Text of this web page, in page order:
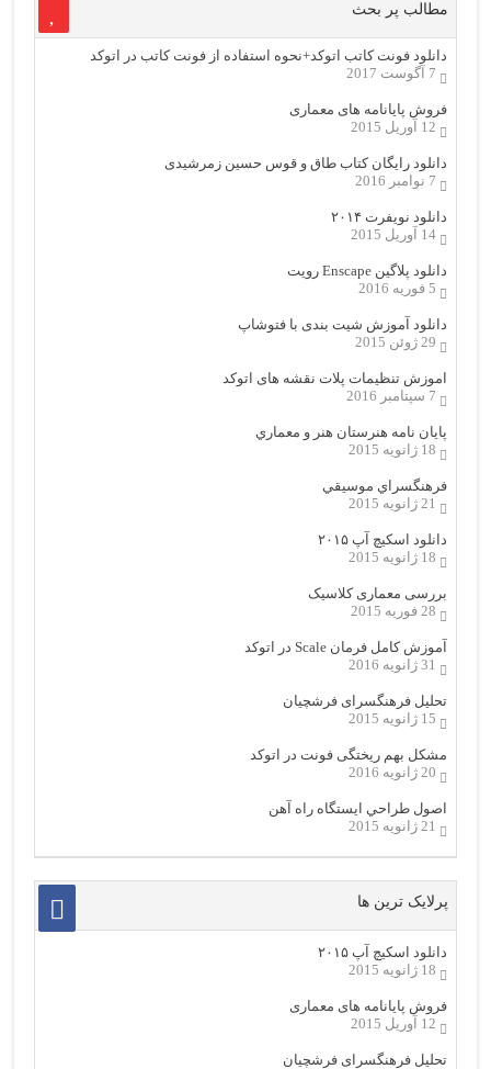
مطالب پر بحث
دانلود فونت کاتب اتوکد+نحوه استفاده از فونت کاتب در اتوکد
7 آگوست 2017
فروش پایانامه های معماری
12 آوریل 2015
دانلود رایگان کتاب طاق و قوس حسین زمرشیدی
7 نوامبر 2016
دانلود نویفرت ۲۰۱۴
14 آوریل 2015
دانلود پلاگین Enscape رویت
5 فوریه 2016
دانلود آموزش شیت بندی با فتوشاپ
29 ژوئن 2015
اموزش تنظیمات پلات نقشه های اتوکد
7 سپتامبر 2016
پایان نامه هنرستان هنر و معماري
18 ژانویه 2015
فرهنگسراي موسيقي
21 ژانویه 2015
دانلود اسکیچ آپ ۲۰۱۵
18 ژانویه 2015
بررسی معماری کلاسیک
28 فوریه 2015
آموزش کامل فرمان Scale در اتوکد
31 ژانویه 2016
تحلیل فرهنگسرای فرشچیان
15 ژانویه 2015
مشکل بهم ریختگی فونت در اتوکد
20 ژانویه 2016
اصول طراحي ایستگاه راه آهن
21 ژانویه 2015
پرلایک ترین ها
دانلود اسکیچ آپ ۲۰۱۵
18 ژانویه 2015
فروش پایانامه های معماری
12 آوریل 2015
تحلیل فرهنگسرای فرشچیان